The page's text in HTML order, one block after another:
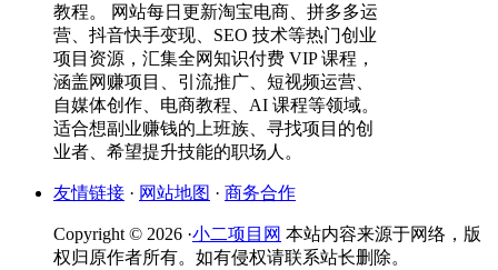
教程。 网站每日更新淘宝电商、拼多多运
营、抖音快手变现、SEO 技术等热门创业
项目资源，汇集全网知识付费 VIP 课程，
涵盖网赚项目、引流推广、短视频运营、
自媒体创作、电商教程、AI 课程等领域。
适合想副业赚钱的上班族、寻找项目的创
业者、希望提升技能的职场人。
友情链接 · 网站地图 · 商务合作
Copyright © 2026 ·小二项目网 本站内容来源于网络，版
权归原作者所有。如有侵权请联系站长删除。